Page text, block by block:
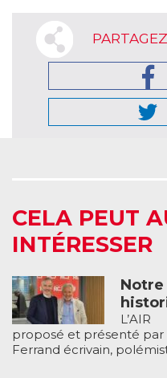
PARTAGEZ
CELA PEUT
INTÉRESSER
proposé et présenté par
Ferrand écrivain,